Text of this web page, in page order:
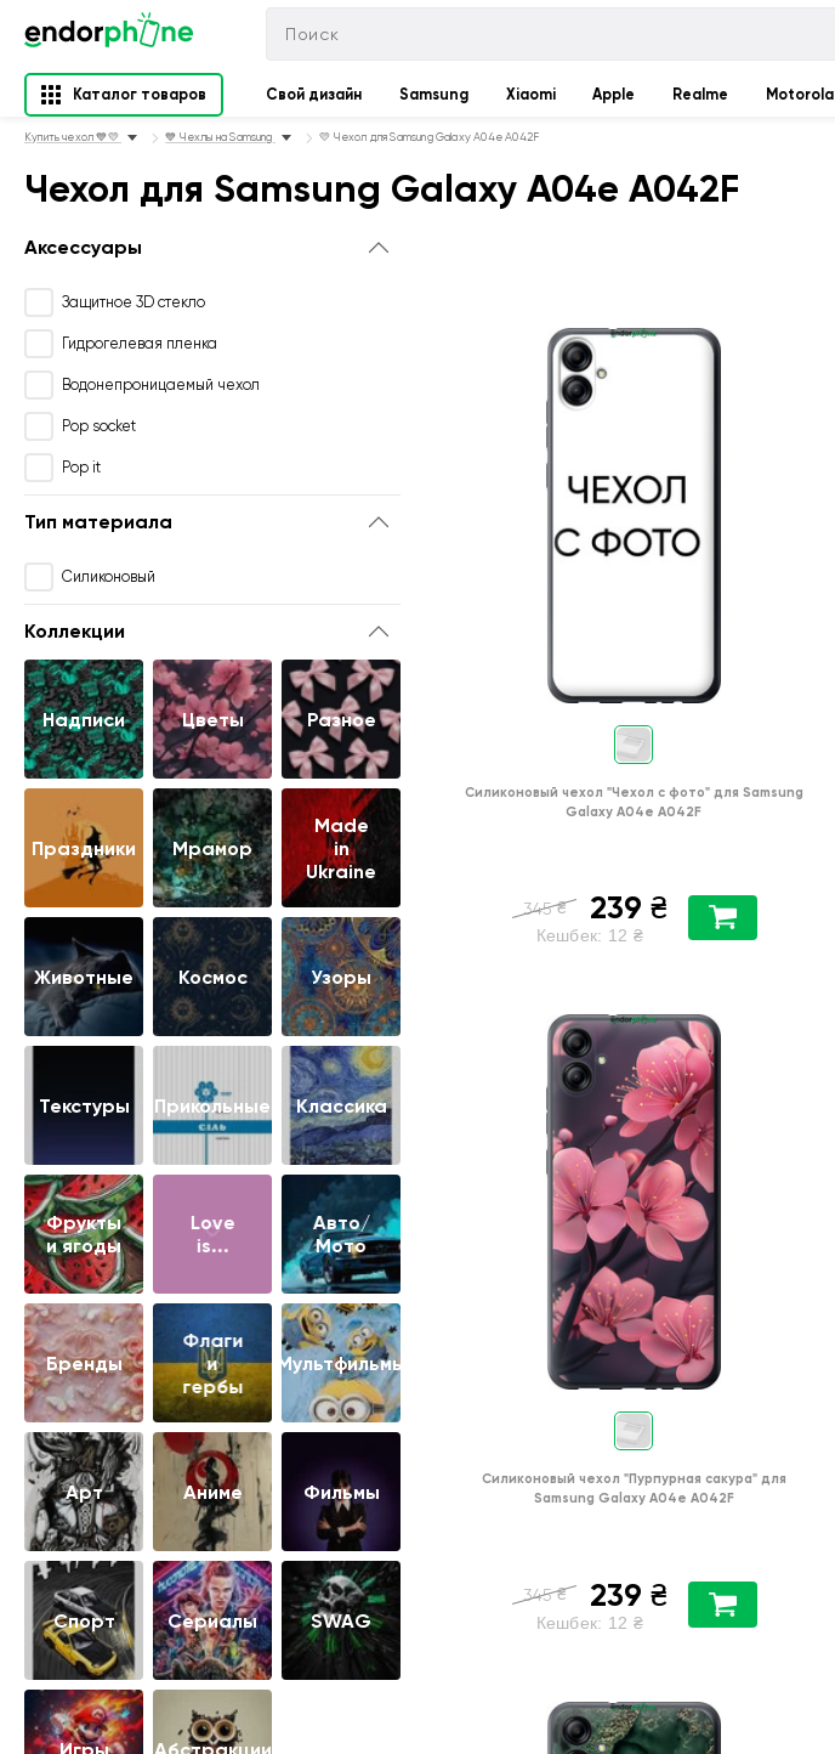
Каталог товаров Свой дизайн Samsung Xiaomi Apple Realme Motorola
Купить чехол 💙💛 💙 Чехлы на Samsung 💛 Чехол для Samsung Galaxy A04e A042F
Чехол для Samsung Galaxy A04e A042F
Аксессуары
Защитное 3D стекло
Гидрогелевая пленка
Водонепроницаемый чехол
Pop socket
Pop it
Тип материала
Силиконовый
Коллекции
Надписи Цветы Разное
Праздники Мрамор
Made
in
Ukraine
Животные Космос Узоры
Текстуры Прикольные Классика
Фрукты
и ягоды
Love
is...
Авто/
Мото
Бренды
Флаги
и
гербы
Мультфильмы
Арт Аниме Фильмы
Cпорт Сериалы SWAG
Игры Абстракции
Силиконовый чехол "Чехол с фото" для Samsung
Galaxy A04e A042F
345 ₴ 239 ₴
Кешбек: 12 ₴
Силиконовый чехол "Пурпурная сакура" для
Samsung Galaxy A04e A042F
345 ₴ 239 ₴
Кешбек: 12 ₴